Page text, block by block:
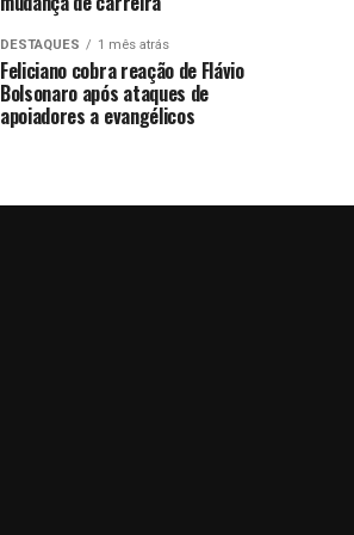
DESTAQUES 1 mês atrás
Feliciano cobra reação de Flávio
Bolsonaro após ataques de
apoiadores a evangélicos